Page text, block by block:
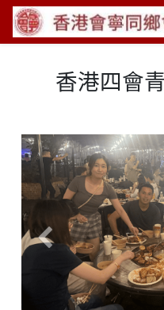
香港四會
Previous